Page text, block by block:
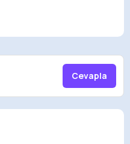
Cevapla